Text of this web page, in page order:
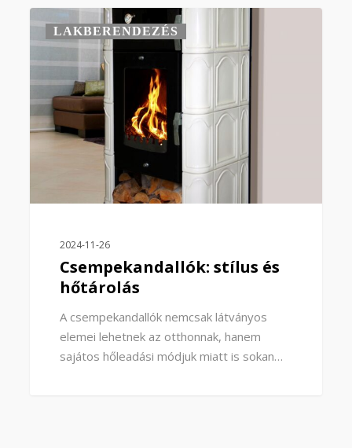
LAKBERENDEZÉS
2024-11-26
Csempekandallók: stílus és
hőtárolás
A csempekandallók nemcsak látványos
elemei lehetnek az otthonnak, hanem
sajátos hőleadási módjuk miatt is sokan…
0